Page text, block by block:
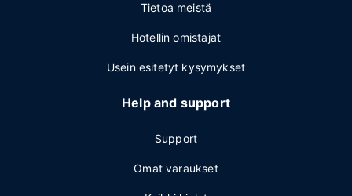
Tietoa meistä
Hotellin omistajat
Usein esitetyt kysymykset
Help and support
Support
Omat varaukset